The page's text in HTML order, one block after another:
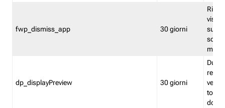
fwp_dismiss_app 30 giorni
visto
dp_displayPreview 30 giorni
torna
dopo